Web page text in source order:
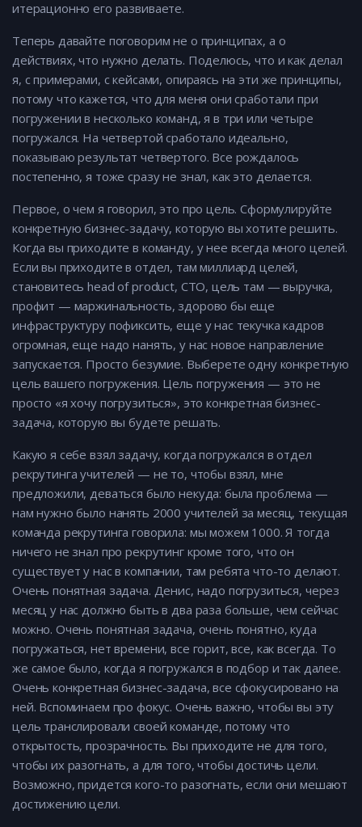
итерационно его развиваете.
Теперь давайте поговорим не о принципах, а о
действиях, что нужно делать. Поделюсь, что и как делал
я, с примерами, с кейсами, опираясь на эти же принципы,
потому что кажется, что для меня они сработали при
погружении в несколько команд, я в три или четыре
погружался. На четвертой сработало идеально,
показываю результат четвертого. Все рождалось
постепенно, я тоже сразу не знал, как это делается.
Первое, о чем я говорил, это про цель. Сформулируйте
конкретную бизнес-задачу, которую вы хотите решить.
Когда вы приходите в команду, у нее всегда много целей.
Если вы приходите в отдел, там миллиард целей,
становитесь head of product, СТО, цель там — выручка,
профит — маржинальность, здорово бы еще
инфраструктуру пофиксить, еще у нас текучка кадров
огромная, еще надо нанять, у нас новое направление
запускается. Просто безумие. Выберете одну конкретную
цель вашего погружения. Цель погружения — это не
просто «я хочу погрузиться», это конкретная бизнес-
задача, которую вы будете решать.
Какую я себе взял задачу, когда погружался в отдел
рекрутинга учителей — не то, чтобы взял, мне
предложили, деваться было некуда: была проблема —
нам нужно было нанять 2000 учителей за месяц, текущая
команда рекрутинга говорила: мы можем 1000. Я тогда
ничего не знал про рекрутинг кроме того, что он
существует у нас в компании, там ребята что-то делают.
Очень понятная задача. Денис, надо погрузиться, через
месяц у нас должно быть в два раза больше, чем сейчас
можно. Очень понятная задача, очень понятно, куда
погружаться, нет времени, все горит, все, как всегда. То
же самое было, когда я погружался в подбор и так далее.
Очень конкретная бизнес-задача, все сфокусировано на
ней. Вспоминаем про фокус. Очень важно, чтобы вы эту
цель транслировали своей команде, потому что
открытость, прозрачность. Вы приходите не для того,
чтобы их разогнать, а для того, чтобы достичь цели.
Возможно, придется кого-то разогнать, если они мешают
достижению цели.